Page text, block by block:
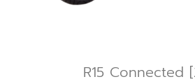
R15 Connected